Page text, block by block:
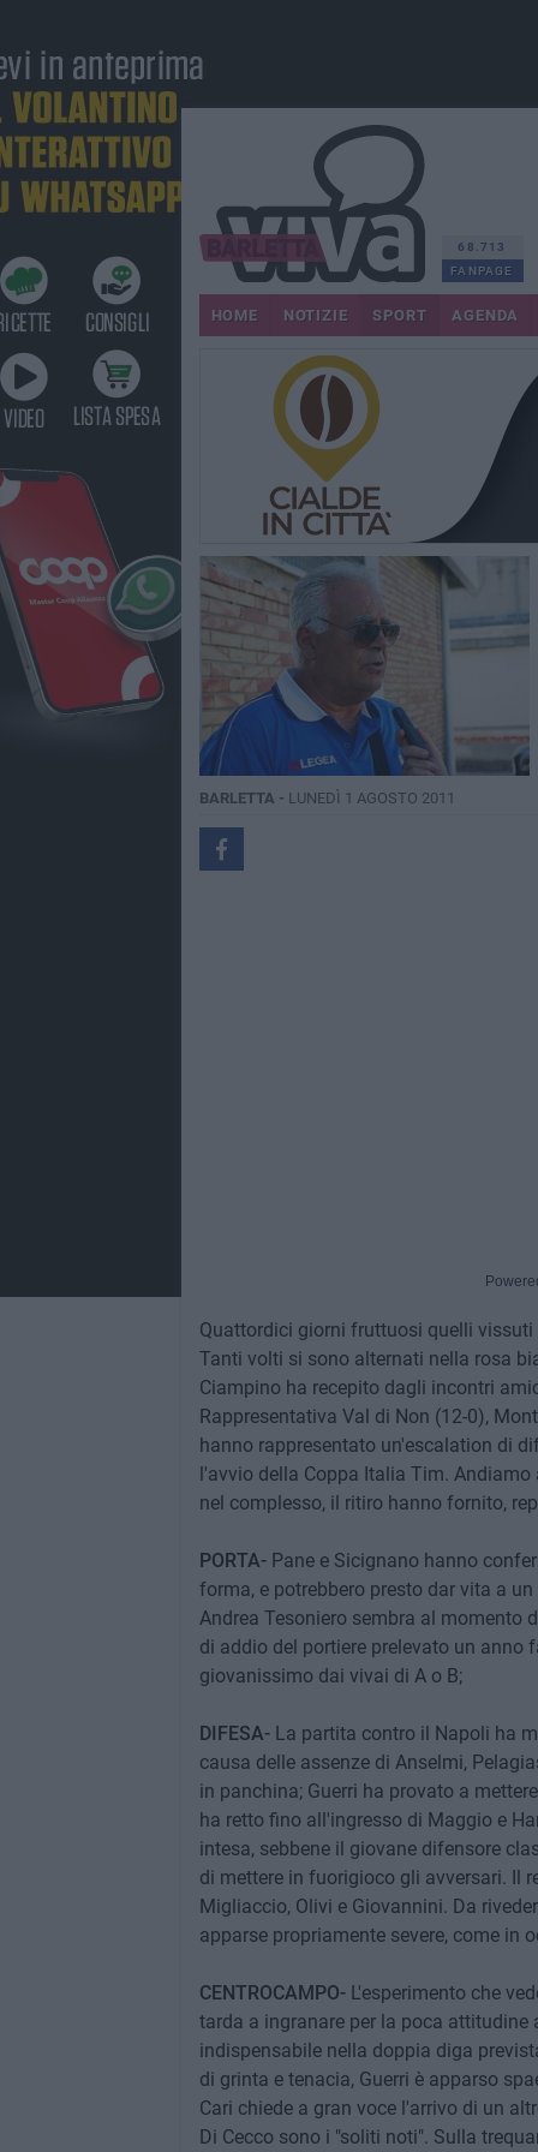
68.713
FANPAGE
HOME NOTIZIE SPORT AGENDA
BARLETTA - LUNEDÌ 1 AGOSTO 2011
Quattordici giorni fruttuosi quelli
Tanti volti si sono alternati nella rosa
Ciampino ha recepito dagli incontri
Rappresentativa Val di Non (12-0),
hanno rappresentato un'escalation di
l'avvio della Coppa Italia Tim.
nel complesso, il ritiro hanno fornito,
PORTA-Pane e Sicignano hanno
forma, e potrebbero presto dar vita a
Andrea Tesoniero sembra al momento
di addio del portiere prelevato un anno
giovanissimo dai vivai di A o B;
DIFESA- La partita contro il Napoli ha
causa delle assenze di Anselmi,
in panchina; Guerri ha provato a
ha retto fino all'ingresso di Maggio e
intesa, sebbene il giovane difensore
di mettere in fuorigioco gli avversari. Il
Migliaccio, Olivi e Giovannini. Da
apparse propriamente severe, come in
CENTROCAMPO- L'esperimento che
tarda a ingranare per la poca
indispensabile nella doppia diga
di grinta e tenacia, Guerri è apparso
Cari chiede a gran voce l'arrivo di un
Di Cecco sono i "soliti noti". Sulla